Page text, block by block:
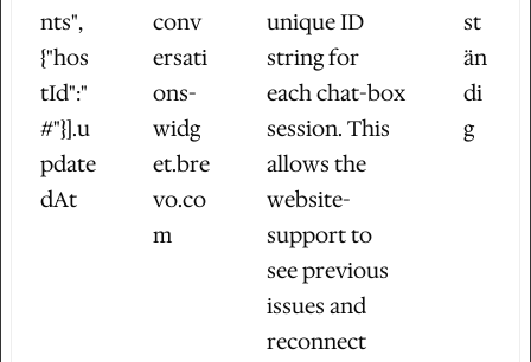
nts",
{"hos
tId":"
#"}].u
pdate
dAt
conv
ersati
ons-
widg
et.bre
vo.co
m
unique ID
string for
each chat-box
session. This
allows the
website-
support to
see previous
issues and
reconnect
st
än
di
g